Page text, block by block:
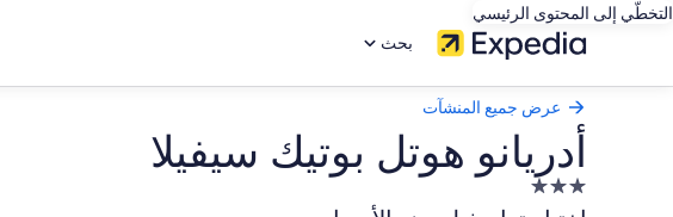
التخطّي إلى المحتوى الرئيسي
بحث
عرض جميع المنشآت
أدريانو هوتل بوتيك سيفيلا
منشأة